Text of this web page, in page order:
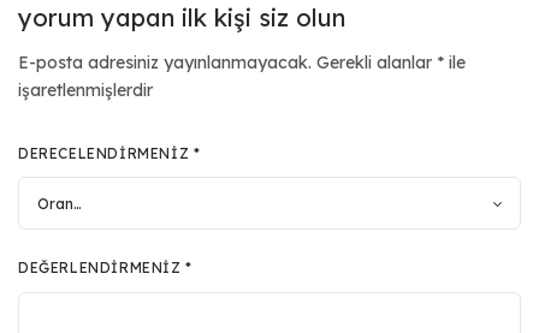
yorum yapan ilk kişi siz olun
E-posta adresiniz yayınlanmayacak. Gerekli alanlar * ile
işaretlenmişlerdir
DERECELENDIRMENIZ *
DEĞERLENDIRMENIZ*